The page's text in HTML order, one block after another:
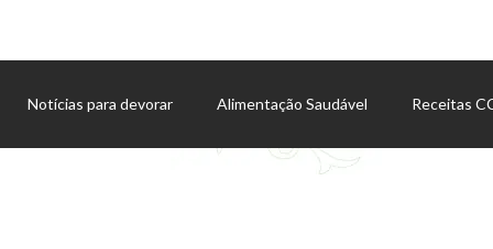
Notícias para devorar Alimentação Saudável Receitas